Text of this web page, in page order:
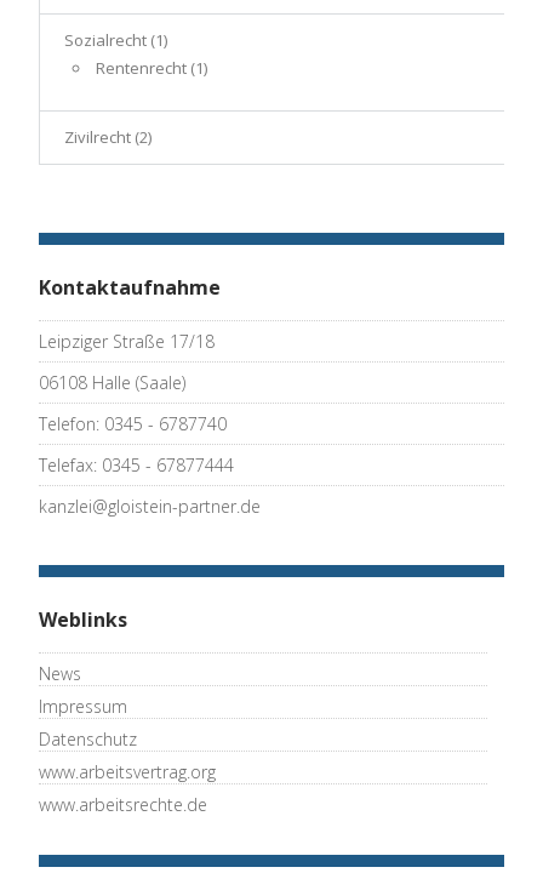
Sozialrecht (1)
Rentenrecht (1)
Zivilrecht (2)
Kontaktaufnahme
Leipziger Straße 17/18
06108 Halle (Saale)
Telefon: 0345 - 6787740
Telefax: 0345 - 67877444
kanzlei@gloistein-partner.de
Weblinks
News
Impressum
Datenschutz
www.arbeitsvertrag.org
www.arbeitsrechte.de